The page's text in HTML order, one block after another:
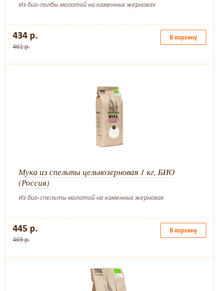
Из био-полбы молотой на каменных жерновах
434 р.
461 р.
В корзину
Мука из спельты цельнозерновая 1 кг, БИО
(Россия)
Из био-спельты молотой на каменных жерновах
445 р.
469 р.
В корзину